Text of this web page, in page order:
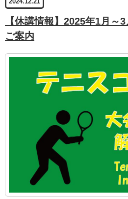
【休講情報】2025年1月～
ご案内